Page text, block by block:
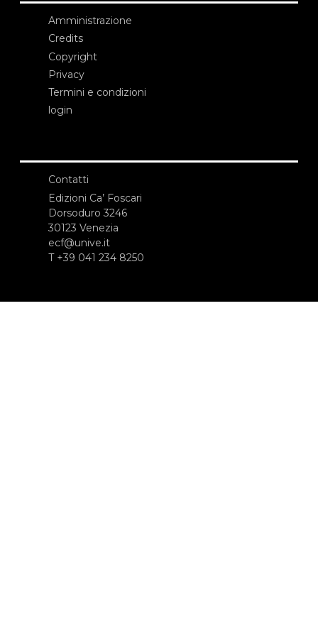
Amministrazione
Credits
Copyright
Privacy
Termini e condizioni
login
Contatti
Edizioni Ca’ Foscari
Dorsoduro 3246
30123 Venezia
ecf@unive.it
T +39 041 234 8250